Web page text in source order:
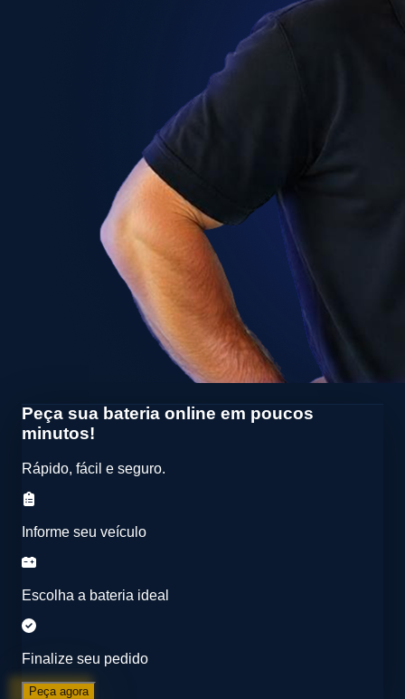
Peça sua bateria online em poucos
minutos!
Rápido, fácil e seguro.
Informe seu veículo
Escolha a bateria ideal
Finalize seu pedido
Peça agora